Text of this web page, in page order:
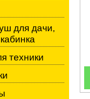
для дачи,
техники